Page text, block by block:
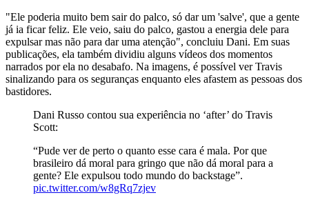
"Ele poderia muito bem sair do palco, só dar um 'salve', que a gente
já ia ficar feliz. Ele veio, saiu do palco, gastou a energia dele para
expulsar mas não para dar uma atenção", concluiu Dani. Em suas
publicações, ela também dividiu alguns vídeos dos momentos
narrados por ela no desabafo. Na imagens, é possível ver Travis
sinalizando para os seguranças enquanto eles afastem as pessoas dos
bastidores.
Dani Russo contou sua experiência no ‘after’ do Travis
Scott:
“Pude ver de perto o quanto esse cara é mala. Por que
brasileiro dá moral para gringo que não dá moral para a
gente? Ele expulsou todo mundo do backstage”.
pic.twitter.com/w8gRq7zjev